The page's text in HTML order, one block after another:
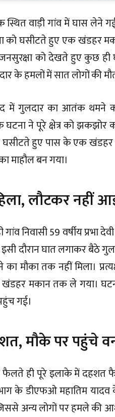
वाड़ी गांव में घास लेने
को घसीटते हुए एक खंडहर
को देखते हुए कुछ ही
के हमलों में सात लोगों की
में गुलदार का आतंक थमने
घटना ने पूरे क्षेत्र को
हुए पास के एक खंडहर
माहौल बन गया।
लौटकर नहीं
निवासी 59 वर्षीय प्रभा
दौरान घात लगाकर बैठे
मौका तक नहीं मिला।
मकान तक ले गया। घटना
गई।
मौके पर पहुंचे
ही पूरे इलाके में दहशत
के डीएफओ महातिम
अन्य लोगों पर हमले की